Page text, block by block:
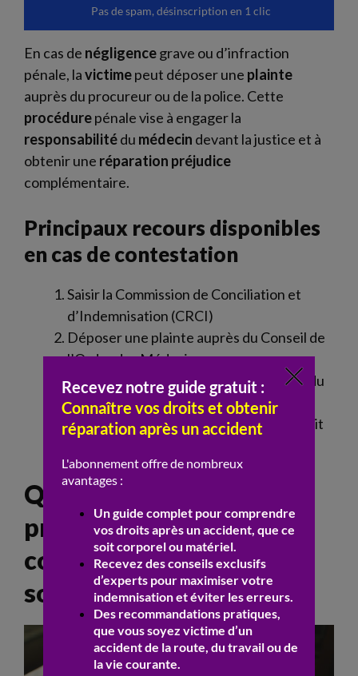
En cas de négligencegrave ou d’infraction
pénale, lavictimepeut déposer une plainte
auprès du procureur ou de la police. Cette
procédurepénale vise à engager la
responsabilitédu médecin devant la justice et à
obtenir une réparation préjudice
complémentaire.
Principaux recours disponibles
en cas de contestation
Saisir la Commission de Conciliation et
d’Indemnisation (CRCI)
Déposer une plainte auprès du Conseil de
l’Ordre des Médecins
Engager une procédure pénale auprès du
procureur
Faire appel à un avocat spécialisé en droit
Quels documents et
preuves rassembler pour
constituer un dossier
solide ?